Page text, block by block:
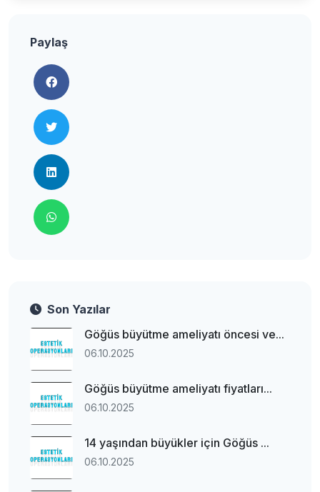
Paylaş
Son Yazılar
Göğüs büyütme ameliyatı öncesi ve...
06.10.2025
Göğüs büyütme ameliyatı fiyatları...
06.10.2025
14 yaşından büyükler için Göğüs ...
06.10.2025